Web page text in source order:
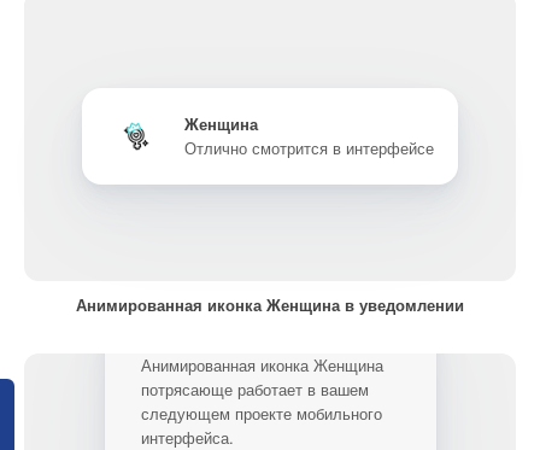
Женщина
Отлично смотрится в интерфейсе
Анимированная иконка Женщина в уведомлении
Анимированная иконка Женщина
потрясающе работает в вашем
следующем проекте мобильного
интерфейса.